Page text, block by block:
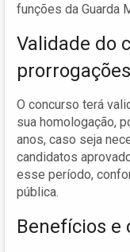
funções da Guarda
Validade do
prorrogações
O concurso terá
sua homologação,
anos, caso seja
candidatos
esse período,
pública.
Benefícios e